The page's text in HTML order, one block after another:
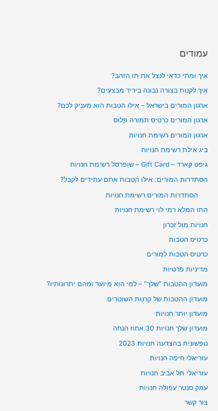
עמודים
איך ומתי כדאי לנצל את תו הזהב?
איך לקנות בצורה נבונה ביריד מבצעים?
ארגון המורים בישראל – אילו הטבות הוא מעניק לכם?
ארגון המורים כרטיס תמורה פלוס
ארגון המורים רשימת חנויות
ביג אילת רשימת חנויות
גיפט קארד – Gift Card – שופרסל רשימת חנויות
הסתדרות המורים: אילו הטבות אתם עתידים לקבל?
הסתדרות המורים רשימת חנויות
התו המלא רמי לוי רשימת חנויות
חנויות מול זכרון
כרטיס הטבות
כרטיס הטבות למורים
מדיניות פרטיות
מועדון ההטבות "שלך" – למי הוא מיועד ומהם יתרונותיו?
מועדון ההטבות של קרנות השוטרים
מועדון יותר חנויות
מועדון שלך חנויות 30 אחוז הנחה
נופשונית בהצדעה חנויות 2023
עזריאלי חיפה חנויות
עזריאלי תל אביב חנויות
עמק סנטר עפולה חנויות
צור קשר